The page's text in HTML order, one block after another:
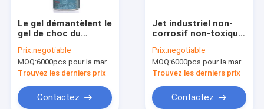
Le gel démantèlent le
gel de choc du
Aristo d'industries
Prix:negotiable
MOQ:6000pcs pour la marque d'Aristo, 15000pcs pour la marque de client
Trouvez les derniers prix
Contactez
Jet industriel non-
corrosif non-toxique
lubrifiants pour la
libération de moule
en plastique
Prix:negotiable
MOQ:6000pcs pour la marque d'Aristo, 15000pcs pour la marque de client
Trouvez les derniers prix
Contactez